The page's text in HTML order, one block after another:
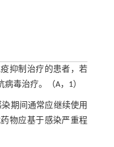
抑制治疗的患者，若
毒治疗。（A，1）
染期间通常应继续使用
物应基于感染严重程